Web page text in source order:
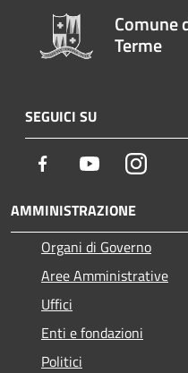
Comune
Terme
SEGUICI SU
Facebook Youtube
AMMINISTRAZIONE
Organi di Governo
Aree Amministrative
Uffici
Enti e fondazioni
Politici